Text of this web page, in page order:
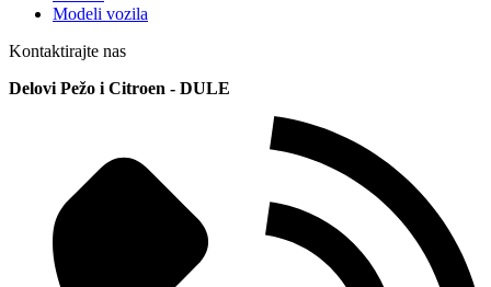
Modeli vozila
Kontaktirajte nas
Delovi Pežo i Citroen - DULE